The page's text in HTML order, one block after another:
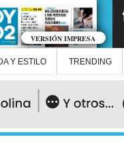
VERSIÓN IMPRESA
Y ESTILO TRENDING